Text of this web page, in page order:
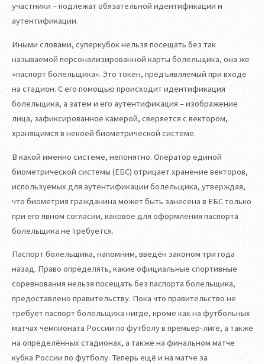
участники – подлежат обязательной идентификации и
аутентификации.
Иными словами, суперкубок нельзя посещать без так
называемой персонализированной карты болельщика, она же
«паспорт болельщика». Это токен, предъявляемый при входе
на стадион. С его помощью происходит идентификация
болельщика, а затем и его аутентификация – изображение
лица, зафиксированное камерой, сверяется с вектором,
хранящимся в некоей биометрической системе.
В какой именно системе, непонятно. Оператор единой
биометрической системы (ЕБС) отрицает хранение векторов,
используемых для аутентификации болельщика, утверждая,
что биометрия гражданина может быть занесена в ЕБС только
при его явном согласии, каковое для оформления паспорта
болельщика не требуется.
Паспорт болельщика, напомним, введён законом три года
назад. Право определять, какие официальные спортивные
соревнования нельзя посещать без паспорта болельщика,
предоставлено правительству. Пока что правительство не
требует паспорт болельщика нигде, кроме как на футбольных
матчах чемпионата России по футболу в премьер-лиге, а также
на определённых стадионах, а также на финальном матче
кубка России по футболу. Теперь ещё и на матче за